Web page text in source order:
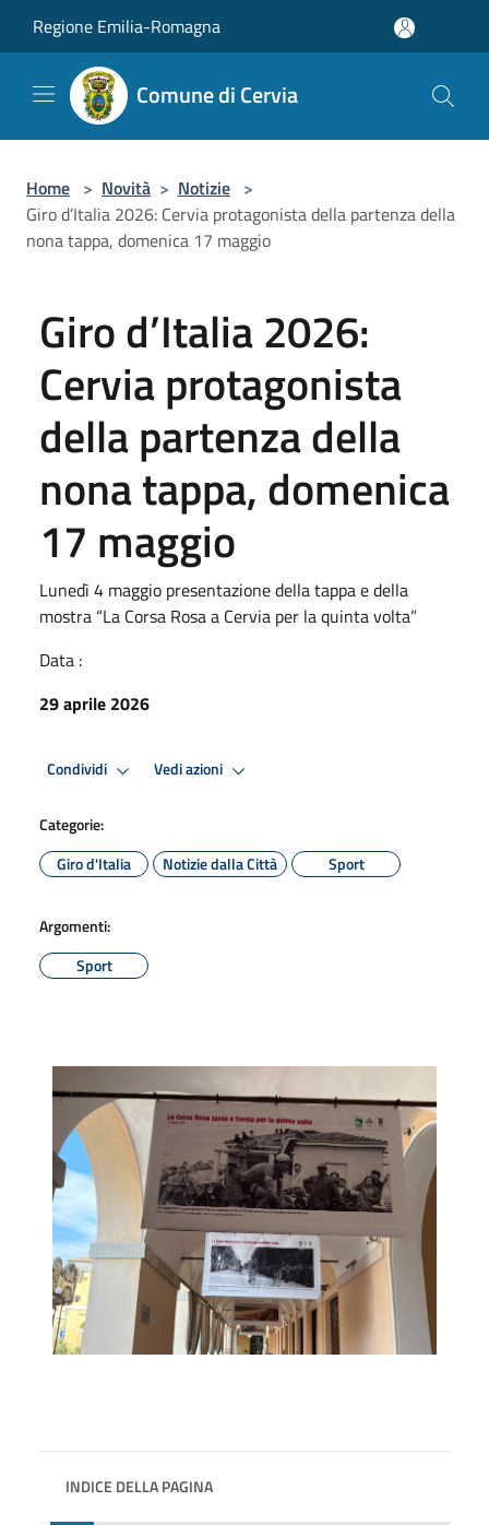
Regione Emilia-Romagna
Comune di Cervia
Home > Novità > Notizie >
Giro d’Italia 2026: Cervia protagonista della partenza della
nona tappa, domenica 17 maggio
Giro d’Italia 2026:
Cervia protagonista
della partenza della
nona tappa, domenica
17 maggio
Lunedì 4 maggio presentazione della tappa e della
mostra “La Corsa Rosa a Cervia per la quinta volta”
Data :
29 aprile 2026
Condividi Vedi azioni
Categorie:
Giro d'Italia
Notizie dalla Città Sport
Argomenti:
Sport
INDICE DELLA PAGINA